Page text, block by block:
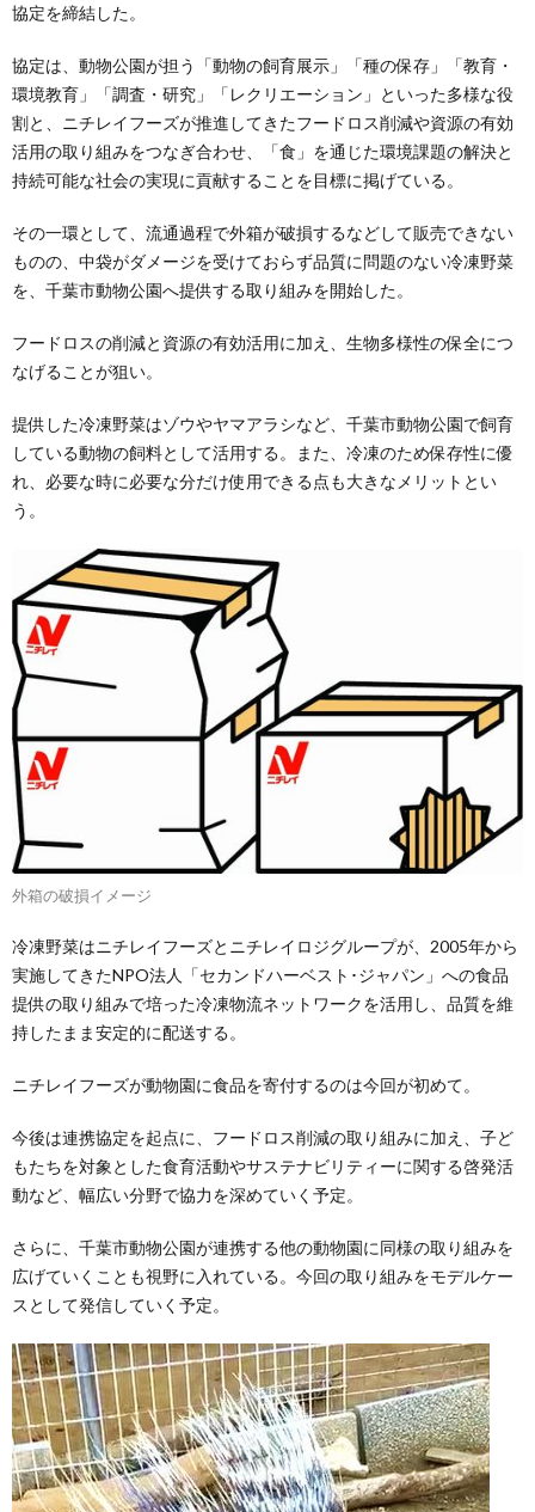
協定を締結した。
協定は、動物公園が担う「動物の飼育展示」「種の保存」「教育・
環境教育」「調査・研究」「レクリエーション」といった多様な役
割と、ニチレイフーズが推進してきたフードロス削減や資源の有効
活用の取り組みをつなぎ合わせ、「食」を通じた環境課題の解決と
持続可能な社会の実現に貢献することを目標に掲げている。
その一環として、流通過程で外箱が破損するなどして販売できない
ものの、中袋がダメージを受けておらず品質に問題のない冷凍野菜
を、千葉市動物公園へ提供する取り組みを開始した。
フードロスの削減と資源の有効活用に加え、生物多様性の保全につ
なげることが狙い。
提供した冷凍野菜はゾウやヤマアラシなど、千葉市動物公園で飼育
している動物の飼料として活用する。また、冷凍のため保存性に優
れ、必要な時に必要な分だけ使用できる点も大きなメリットとい
う。
外箱の破損イメージ
冷凍野菜はニチレイフーズとニチレイロジグループが、2005年から
実施してきたNPO法人「セカンドハーベスト･ジャパン」への食品
提供の取り組みで培った冷凍物流ネットワークを活用し、品質を維
持したまま安定的に配送する。
ニチレイフーズが動物園に食品を寄付するのは今回が初めて。
今後は連携協定を起点に、フードロス削減の取り組みに加え、子ど
もたちを対象とした食育活動やサステナビリティーに関する啓発活
動など、幅広い分野で協力を深めていく予定。
さらに、千葉市動物公園が連携する他の動物園に同様の取り組みを
広げていくことも視野に入れている。今回の取り組みをモデルケー
スとして発信していく予定。